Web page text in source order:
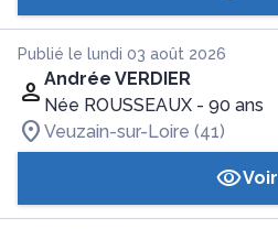
Publié le lundi 03 août 2026
Andrée VERDIER
Née ROUSSEAUX - 90 ans
Veuzain-sur-Loire (41)
Voir